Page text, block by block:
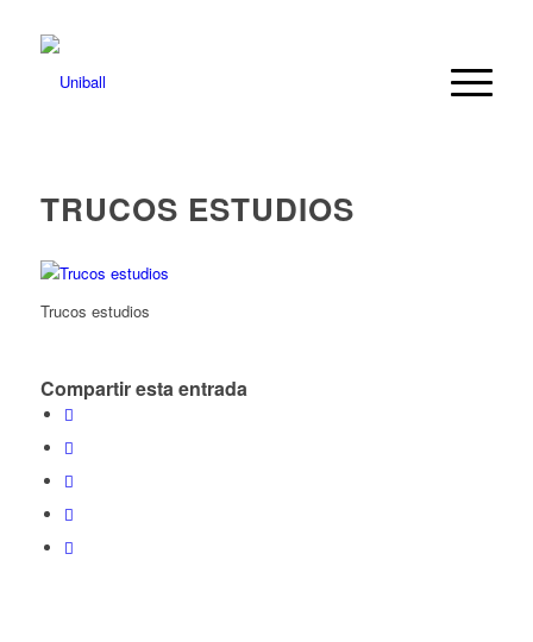
TRUCOS ESTUDIOS
Trucos estudios
Compartir esta entrada